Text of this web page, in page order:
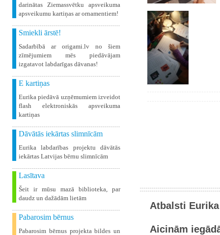
darinātas Ziemassvētku apsveikuma
apsveikumu kartiņas ar ornamentiem!
Smiekli ārstē!
Sadarbībā ar origami.lv no šiem
zīmējumiem mēs piedāvājam
izgatavot labdarīgas dāvanas!
E kartiņas
Eurika piedāvā uzņēmumiem izveidot
flash elektroniskās apsveikuma
kartiņas
Dāvātās iekārtas slimnīcām
Eurika labdarības projektu dāvātās
iekārtas Latvijas bērnu slimnīcām
Lasītava
Šeit ir mūsu mazā biblioteka, par
daudz un dažādām lietām
Pabarosim bērnus
Pabarosim bērnus projekta bildes un
Atbalsti
Aicinām